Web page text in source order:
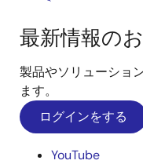
最新情報の
製品やソリューショ
ます。
ログインをする
YouTube